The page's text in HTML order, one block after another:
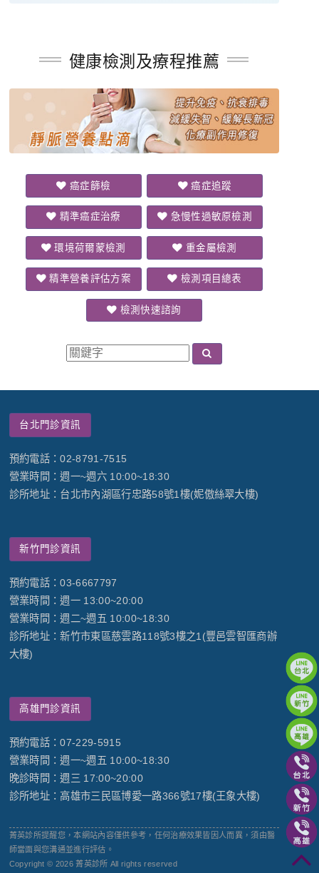
健康檢測及療程推薦
癌症篩檢 癌症追蹤
精準癌症治療 急慢性過敏原檢測
環境荷爾蒙檢測 重金屬檢測
精準營養評估方案 檢測項目總表
檢測快速諮詢
台北門診資訊
預約電話：02-8791-7515
營業時間：週一~週六 10:00~18:30
診所地址：台北市內湖區行忠路58號1樓(妮傲絲翠大樓)
新竹門診資訊
預約電話：03-6667797
營業時間：週一 13:00~20:00
營業時間：週二~週五 10:00~18:30
診所地址：新竹市東區慈雲路118號3樓之1(豐邑雲智匯商辦
大樓)
高雄門診資訊
預約電話：07-229-5915
營業時間：週一~週五 10:00~18:30
晚診時間：週三 17:00~20:00
診所地址：高雄市三民區博愛一路366號17樓(王象大樓)
菁英診所提醒您，本網站內容僅供參考，任何治療效果皆因人而異，須由醫
師當面與您溝通並進行評估。
Copyright © 2026 菁英診所 All rights reserved